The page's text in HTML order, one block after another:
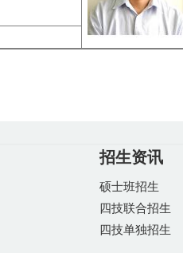
招生资讯
硕士班招生
四技联合招生
四技单独招生